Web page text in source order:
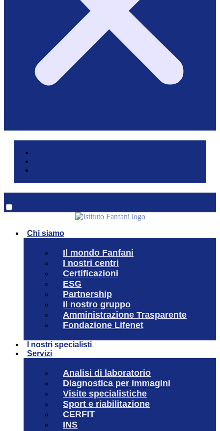
Chi siamo
Il mondo Fanfani
I nostri centri
Certificazioni
ESG
Partnership
Il nostro gruppo
Amministrazione Trasparente
Fondazione Lifenet
I nostri specialisti
Servizi
Analisi di laboratorio
Diagnostica per immagini
Visite specialistiche
Sport e riabilitazione
CERFIT
INS